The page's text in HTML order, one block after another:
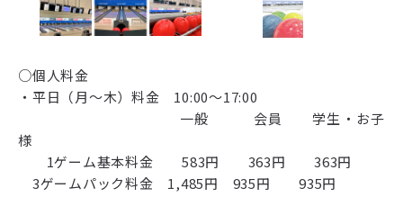
○個人料金
・平日（月～木）料金 10:00～17:00
一般 会員 学生・お子
様
1ゲーム基本料金 583円 363円 363円
3ゲームパック料金 1,485円 935円 935円